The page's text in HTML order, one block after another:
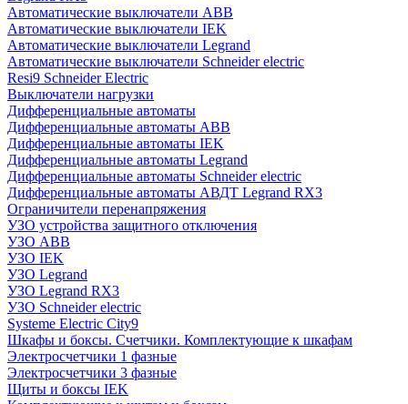
Автоматические выключатели ABB
Автоматические выключатели IEK
Автоматические выключатели Legrand
Автоматические выключатели Schneider electric
Resi9 Schneider Electric
Выключатели нагрузки
Дифференциальные автоматы
Дифференциальные автоматы ABB
Дифференциальные автоматы IEK
Дифференциальные автоматы Legrand
Дифференциальные автоматы Schneider electric
Дифференциальные автоматы АВДТ Legrand RX3
Ограничители перенапряжения
УЗО устройства защитного отключения
УЗО ABB
УЗО IEK
УЗО Legrand
УЗО Legrand RX3
УЗО Schneider electric
Systeme Electric City9
Шкафы и боксы. Счетчики. Комплектующие к шкафам
Электросчетчики 1 фазные
Электросчетчики 3 фазные
Щиты и боксы IEK